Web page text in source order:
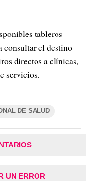
tableros
consultar el destino
directos a clínicas,
servicios.
DE SALUD
UN ERROR